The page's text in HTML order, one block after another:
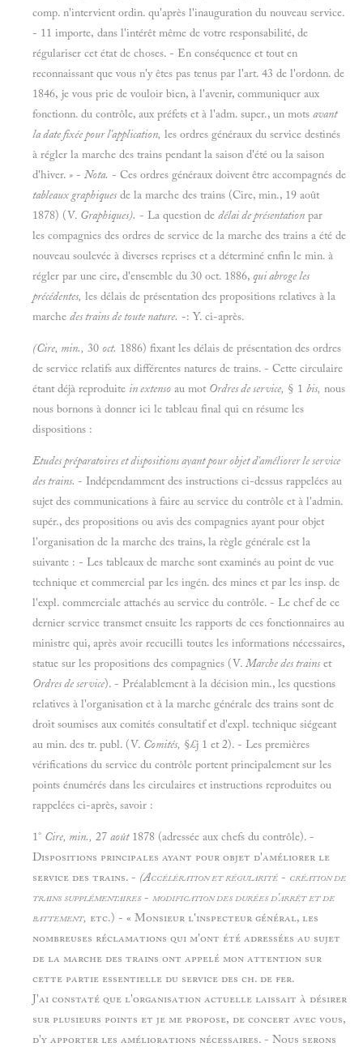
comp. n'intervient ordin. qu'après l'inauguration du nouveau service.
- 11 importe, dans l'intérêt même de votre responsabilité, de
régulariser cet état de choses. - En conséquence et tout en
reconnaissant que vous n'y êtes pas tenus par l'art. 43 de l'ordonn. de
1846, je vous prie de vouloir bien, à l'avenir, communiquer aux
fonctionn. du contrôle, aux préfets et à l'adm. super., un mots avant
la date fixée pour l'application, les ordres généraux du service destinés
à régler la marche des trains pendant la saison d'été ou la saison
d'hiver. » - Nota. - Ces ordres généraux doivent être accompagnés de
tableaux graphiques de la marche des trains (Cire, min., 19 août
1878) (V. Graphiques). - La question de délai de présentation par
les compagnies des ordres de service de la marche des trains a été de
nouveau soulevée à diverses reprises et a déterminé enfin le min. à
régler par une cire, d'ensemble du 30 oct. 1886, qui abroge les
précédentes, les délais de présentation des propositions relatives à la
marche des trains de toute nature. -: Y. ci-après.
(Cire, min., 30 oct. 1886) fixant les délais de présentation des ordres
de service relatifs aux différentes natures de trains. - Cette circulaire
étant déjà reproduite in extenso au mot Ordres de service, § 1 bis, nous
nous bornons à donner ici le tableau final qui en résume les
dispositions :
Etudes préparatoires et dispositions ayant pour objet d'améliorer le service
des trains. - Indépendamment des instructions ci-dessus rappelées au
sujet des communications à faire au service du contrôle et à l'admin.
supér., des propositions ou avis des compagnies ayant pour objet
l'organisation de la marche des trains, la règle générale est la
suivante : - Les tableaux de marche sont examinés au point de vue
technique et commercial par les ingén. des mines et par les insp. de
l'expl. commerciale attachés au service du contrôle. - Le chef de ce
dernier service transmet ensuite les rapports de ces fonctionnaires au
ministre qui, après avoir recueilli toutes les informations nécessaires,
statue sur les propositions des compagnies (V. Marche des trains et
Ordres de service). - Préalablement à la décision min., les questions
relatives à l'organisation et à la marche générale des trains sont de
droit soumises aux comités consultatif et d'expl. technique siégeant
au min. des tr. publ. (V. Comités, §£j 1 et 2). - Les premières
vérifications du service du contrôle portent principalement sur les
points énumérés dans les circulaires et instructions reproduites ou
rappelées ci-après, savoir :
1° Cire, min., 27 août1878 (adressée aux chefs du contrôle). -
Dispositions principales ayant pour objet d'améliorer le
service des trains. - (Accélération et régularité - création de
trains supplémentaires- modification des durées d'arrêt et de
battement, etc.) - « Monsieur l'inspecteur général, les
nombreuses réclamations qui m'ont été adressées au sujet
de la marche des trains ont appelé mon attention sur
cette partie essentielle du service des ch. de fer.
J'ai constaté que l'organisation actuelle laissait à désirer
sur plusieurs points et je me propose, de concert avec vous,
d'y apporter les améliorations nécessaires. - Nous serons